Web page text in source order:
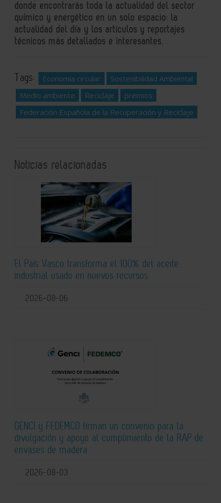
donde encontrarás toda la actualidad del sector
químico y energético en un solo espacio: la
actualidad del día y los artículos y reportajes
técnicos más detallados e interesantes.
Tags: Economía circular
Sostenibilidad Ambiental
Medio ambiente
Reciclaje
premios
Federación Española de la Recuperación y Reciclaje
Noticias relacionadas
El País Vasco transforma el 100% del aceite
industrial usado en nuevos recursos
2026-08-06
GENCI y FEDEMCO firman un convenio para la
divulgación y apoyo al cumplimiento de la RAP de
envases de madera
2026-08-03